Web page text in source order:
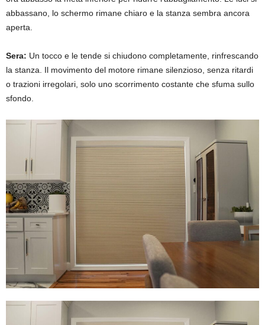
abbassano, lo schermo rimane chiaro e la stanza sembra ancora
aperta.
Sera: Un tocco e le tende si chiudono completamente, rinfrescando
la stanza. Il movimento del motore rimane silenzioso, senza ritardi
o trazioni irregolari, solo uno scorrimento costante che sfuma sullo
sfondo.